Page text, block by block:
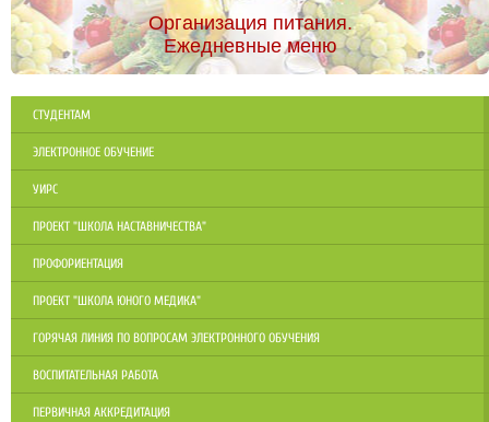
Организация питания.
Ежедневные меню
СТУДЕНТАМ
ЭЛЕКТРОННОЕ ОБУЧЕНИЕ
УИРС
ПРОЕКТ "ШКОЛА НАСТАВНИЧЕСТВА"
ПРОФОРИЕНТАЦИЯ
ПРОЕКТ "ШКОЛА ЮНОГО МЕДИКА"
ГОРЯЧАЯ ЛИНИЯ ПО ВОПРОСАМ ЭЛЕКТРОННОГО ОБУЧЕНИЯ
ВОСПИТАТЕЛЬНАЯ РАБОТА
ПЕРВИЧНАЯ АККРЕДИТАЦИЯ